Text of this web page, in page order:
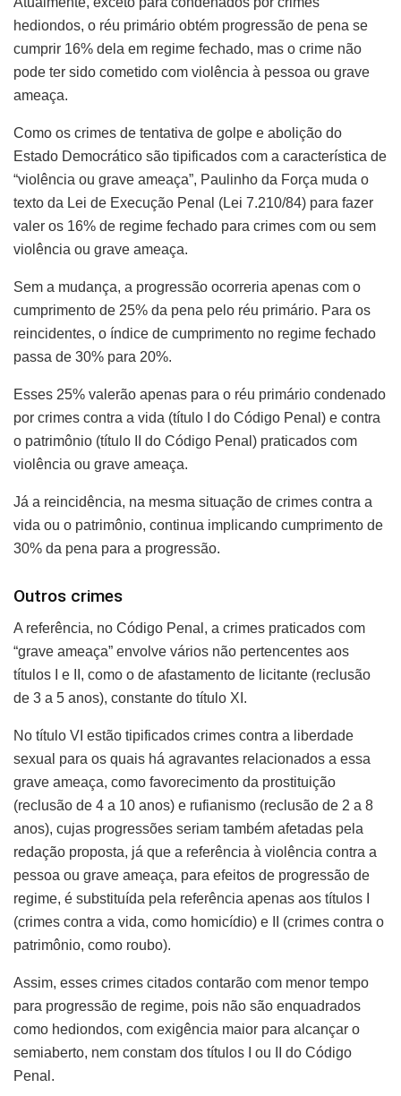
hediondos, o réu primário obtém progressão de pena se
cumprir 16% dela em regime fechado, mas o crime não
pode ter sido cometido com violência à pessoa ou grave
ameaça.
Como os crimes de tentativa de golpe e abolição do
Estado Democrático são tipificados com a característica de
“violência ou grave ameaça”, Paulinho da Força muda o
texto da Lei de Execução Penal (Lei 7.210/84) para fazer
valer os 16% de regime fechado para crimes com ou sem
violência ou grave ameaça.
Sem a mudança, a progressão ocorreria apenas com o
cumprimento de 25% da pena pelo réu primário. Para os
reincidentes, o índice de cumprimento no regime fechado
passa de 30% para 20%.
Esses 25% valerão apenas para o réu primário condenado
por crimes contra a vida (título I do Código Penal) e contra
o patrimônio (título II do Código Penal) praticados com
violência ou grave ameaça.
Já a reincidência, na mesma situação de crimes contra a
vida ou o patrimônio, continua implicando cumprimento de
30% da pena para a progressão.
Outros crimes
A referência, no Código Penal, a crimes praticados com
“grave ameaça” envolve vários não pertencentes aos
títulos I e II, como o de afastamento de licitante (reclusão
de 3 a 5 anos), constante do título XI.
No título VI estão tipificados crimes contra a liberdade
sexual para os quais há agravantes relacionados a essa
grave ameaça, como favorecimento da prostituição
(reclusão de 4 a 10 anos) e rufianismo (reclusão de 2 a 8
anos), cujas progressões seriam também afetadas pela
redação proposta, já que a referência à violência contra a
pessoa ou grave ameaça, para efeitos de progressão de
regime, é substituída pela referência apenas aos títulos I
(crimes contra a vida, como homicídio) e II (crimes contra o
patrimônio, como roubo).
Assim, esses crimes citados contarão com menor tempo
para progressão de regime, pois não são enquadrados
como hediondos, com exigência maior para alcançar o
semiaberto, nem constam dos títulos I ou II do Código
Penal.